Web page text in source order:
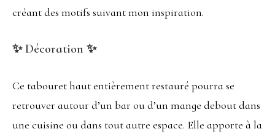
créant des motifs suivant mon inspiration.
✨ Décoration ✨
Ce tabouret haut entièrement restauré pourra se
retrouver autour d’un bar ou d’un mange debout dans
une cuisine ou dans tout autre espace. Elle apporte à la